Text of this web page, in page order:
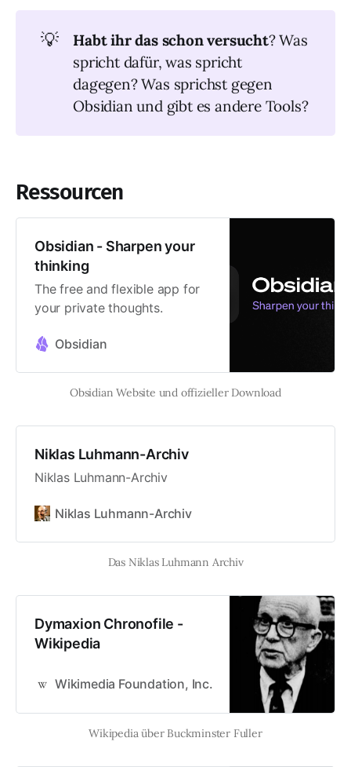
💡 Habt ihr das schon versucht? Was
spricht dafür, was spricht
dagegen? Was sprichst gegen
Obsidian und gibt es andere Tools?
Ressourcen
Obsidian - Sharpen your
thinking
The free and flexible app for
your private thoughts.
Obsidian
Obsidian Website und offizieller Download
Niklas Luhmann-Archiv
Niklas Luhmann-Archiv
Niklas Luhmann-Archiv
Das Niklas Luhmann Archiv
Dymaxion Chronofile -
Wikipedia
Wikimedia Foundation, Inc. Contributors to
Wikipedia über Buckminster Fuller